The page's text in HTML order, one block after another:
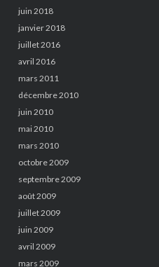
juin 2018
janvier 2018
juillet 2016
avril 2016
mars 2011
décembre 2010
juin 2010
mai 2010
mars 2010
octobre 2009
septembre 2009
août 2009
juillet 2009
juin 2009
avril 2009
mars 2009